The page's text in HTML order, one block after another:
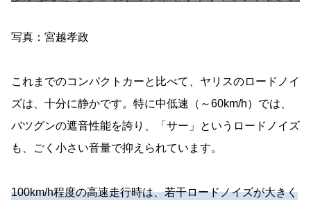
写真：宮越孝政
これまでのコンパクトカーと比べて、ヤリスのロードノイ
ズは、十分に静かです。特に中低速（～60km/h）では、
バツグンの遮音性能を誇り、「サー」というロードノイズ
も、ごく小さい音量で抑えられています。
100km/h程度の高速走行時は、若干ロードノイズが大きく